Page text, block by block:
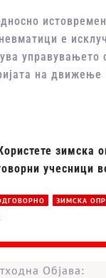
е
управувањето
на
зимска
учесници
ЗИМСКА
Објава: